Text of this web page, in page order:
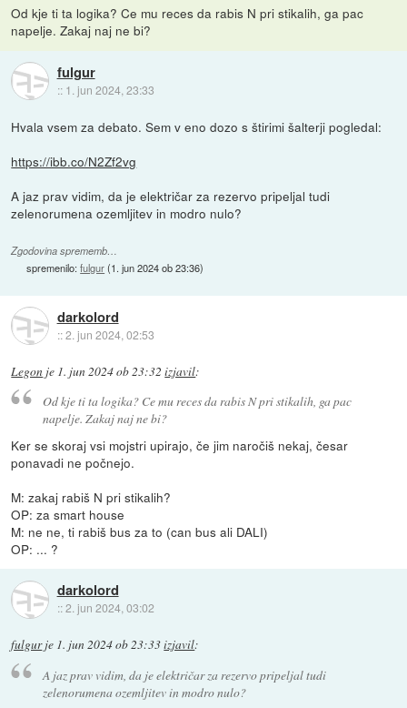
Od kje ti ta logika? Ce mu reces da rabis N pri stikalih, ga pac
napelje. Zakaj naj ne bi?
fulgur
:: 1. jun 2024, 23:33
Hvala vsem za debato. Sem v eno dozo s štirimi šalterji pogledal:
https://ibb.co/N2Zf2vg
A jaz prav vidim, da je električar za rezervo pripeljal tudi
zelenorumena ozemljitev in modro nulo?
Zgodovina sprememb…
spremenilo:fulgur(1. jun 2024 ob 23:36)
darkolord
::2. jun 2024, 02:53
Legon je 1. jun 2024 ob 23:32 izjavil:
Od kje ti ta logika? Ce mu reces da rabis N pri stikalih, ga pac
napelje. Zakaj naj ne bi?
Ker se skoraj vsi mojstri upirajo, če jim naročiš nekaj, česar
ponavadi ne počnejo.
M: zakaj rabiš N pri stikalih?
OP: za smart house
M: ne ne, ti rabiš bus za to (can bus ali DALI)
OP: ... ?
darkolord
::2. jun 2024, 03:02
fulgurje 1. jun 2024 ob 23:33izjavil:
A jaz prav vidim, da je električar za rezervo pripeljal tudi
zelenorumena ozemljitev in modro nulo?